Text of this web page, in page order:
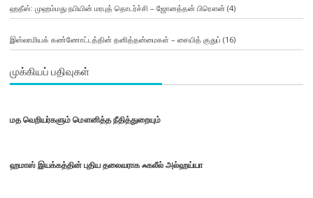
ஹதீஸ்: முஹம்மது நபியின் மரபுத் தொடர்ச்சி – ஜோனத்தன் பிரௌன் (4)
இஸ்லாமியக் கண்ணோட்டத்தின் தனித்தன்மைகள் – சையித் குதுப் (16)
முக்கியப் பதிவுகள்
மத வெறியர்களும் மௌனித்த நீதித்துறையும்
ஹமாஸ் இயக்கத்தின் புதிய தலைவராக ஃகலீல் அல்ஹய்யா